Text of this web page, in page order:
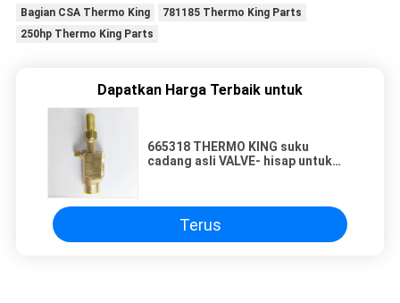
Bagian CSA Thermo King
781185 Thermo King Parts
250hp Thermo King Parts
Dapatkan Harga Terbaik untuk
665318 THERMO KING suku
cadang asli VALVE- hisap untuk
Terus